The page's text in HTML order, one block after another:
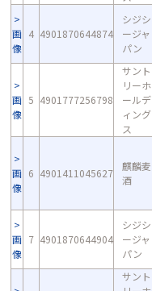
画
像
4 4901870644874
シジシ
ージャ
パン
画
像
5 4901777256798
サント
リーホ
ールデ
ィング
ス
画
像
6 4901411045627
麒麟麦
酒
画
像
7 4901870644904
シジシ
ージャ
パン
サント